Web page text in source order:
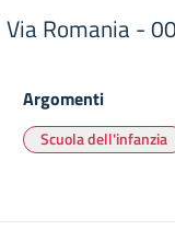
Via Romania -
Argomenti
Scuola dell'infanzia